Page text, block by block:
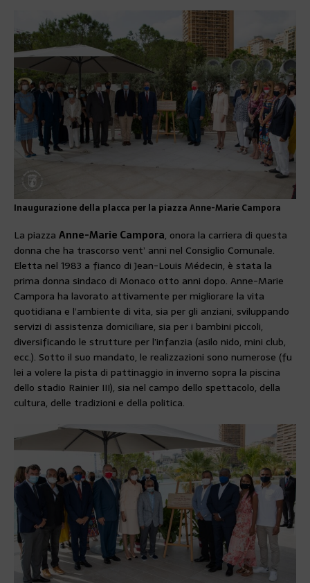
Inaugurazione della placca per la piazza Anne-Marie Campora
La piazza Anne-Marie Campora, onora la carriera di questa
donna che ha trascorso vent’ anni nel Consiglio Comunale.
Eletta nel 1983 a fianco di Jean-Louis Médecin, è stata la
prima donna sindaco di Monaco otto anni dopo. Anne-Marie
Campora ha lavorato attivamente per migliorare la vita
quotidiana e l’ambiente di vita, sia per gli anziani, sviluppando
servizi di assistenza domiciliare, sia per i bambini piccoli,
diversificando le strutture per l’infanzia (asilo nido, mini club,
ecc.). Sotto il suo mandato, le realizzazioni sono numerose (fu
lei a volere la pista di pattinaggio in inverno sopra la piscina
dello stadio Rainier III), sia nel campo dello spettacolo, della
cultura, delle tradizioni e della politica.